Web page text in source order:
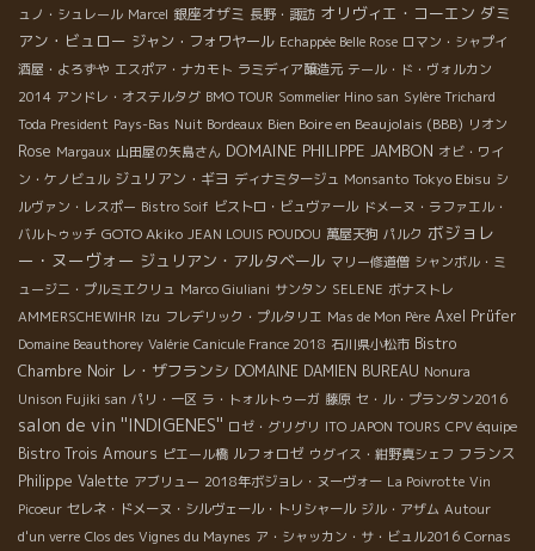
ュノ・シュレール Marcel 銀座オザミ 長野・諏訪 オリヴィエ・コーエン ダミ
アン・ビュロー ジャン・フォワヤール Echappée Belle Rose ロマン・シャプイ
酒屋・よろずや エスポア・ナカモト ラミディア醸造元 テール・ド・ヴォルカン
2014 アンドレ・オステルタグ BMO TOUR Sommelier Hino san Sylère Trichard
Toda President Pays-Bas Nuit Bordeaux Bien Boire en Beaujolais (BBB) リオン
Rose Margaux 山田屋の矢島さん DOMAINE PHILIPPE JAMBON オビ・ワイ
ン・ケノビュル ジュリアン・ギヨ ディナミタージュ Monsanto Tokyo Ebisu シ
ルヴァン・レスポー Bistro Soif ビストロ・ビュヴァール ドメーヌ・ラファエル・
バルトゥッチ GOTO Akiko JEAN LOUIS POUDOU 萬屋天狗 パルク ボジョレ
ー・ヌーヴォー ジュリアン・アルタベール マリー修道僧 シャンボル・ミ
ュージニ・プルミエクリュ Marco Giuliani サンタン SELENE ボナストレ
AMMERSCHEWIHR Izu フレデリック・プルタリエ Mas de Mon Père Axel Prüfer
Domaine Beauthorey Valérie Canicule France 2018 石川県小松市 Bistro
Chambre Noir レ・ザフランシ DOMAINE DAMIEN BUREAU Nonura
Unison Fujiki san パリ・一区 ラ・トォルトゥーガ 藤原 セ・ル・プランタン2016
salon de vin ''INDIGENES'' ロゼ・グリグリ ITO JAPON TOURS CPV équipe
Bistro Trois Amours ピエール橋 ルフォロゼ ウグイス・紺野真シェフ フランス
Philippe Valette アブリュー 2018年ボジョレ・ヌーヴォー La Poivrotte Vin
Picoeur セレネ・ドメーヌ・シルヴェール・トリシャール ジル・アザム Autour
d'un verre Clos des Vignes du Maynes ア・シャッカン・サ・ビュル2016 Cornas